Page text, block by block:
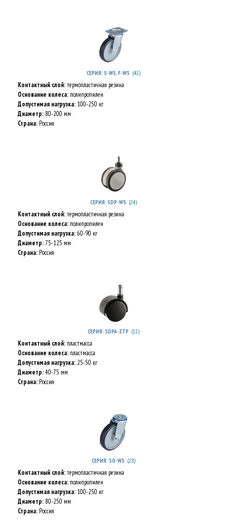
СЕРИЯ: S-WS, F-WS (42)
Контактный слой:термопластичная резина
Основание колеса: полипропилен
Допустимая нагрузка: 100-250 кг
Диаметр: 80-200 мм
Страна: Россия
СЕРИЯ: SDP-WS (24)
Контактный слой:термопластичная резина
Основание колеса: полипропилен
Допустимая нагрузка:60-90 кг
Диаметр:75-125 мм
Страна: Россия
СЕРИЯ: SDPA-ZTP (12)
Контактный слой: пластмасса
Основание колеса: пластмасса
Допустимая нагрузка: 25-50 кг
Диаметр:40-75 мм
Страна: Россия
СЕРИЯ: SO-WS (28)
Контактный слой:термопластичная резина
Основание колеса: полипропилен
Допустимая нагрузка: 100-250 кг
Диаметр: 80-250 мм
Страна: Россия